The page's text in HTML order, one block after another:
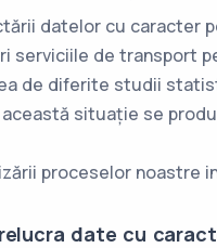
datelor cu caracter
serviciile de transport
de diferite studii
situație se
proceselor noastre
date cu